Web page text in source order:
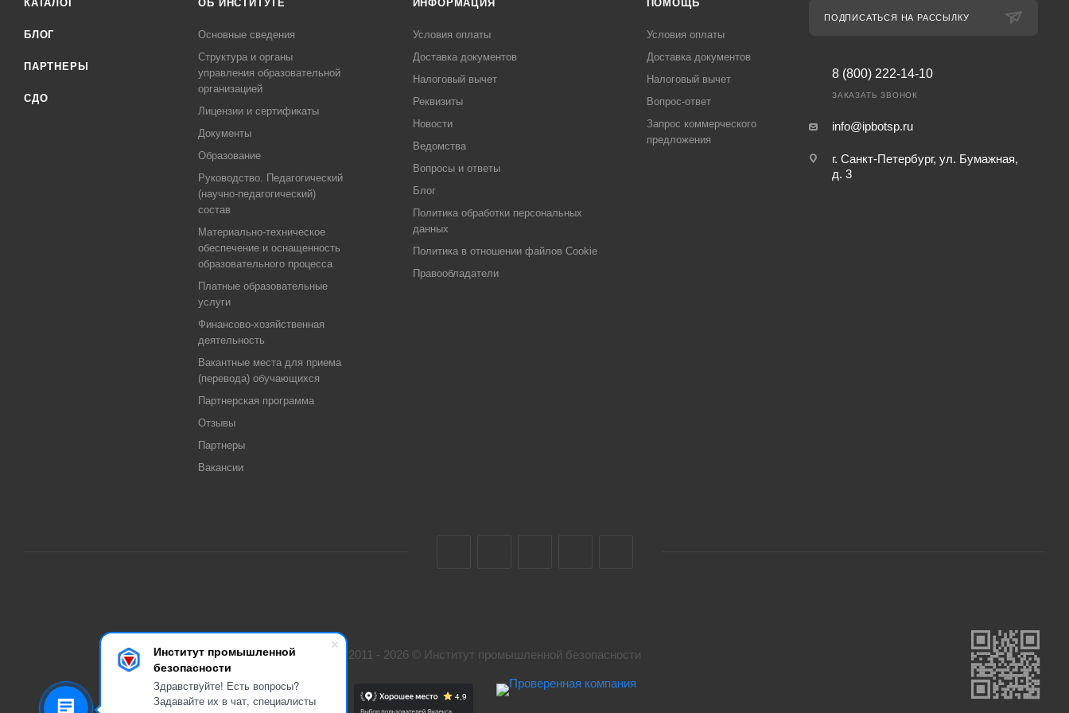
Институт промышленной
безопасности
Здравствуйте! Есть вопросы?
Задавайте их в чат, специалисты
КАТАЛОГ
БЛОГ
ПАРТНЕРЫ
СДО
ОБ ИНСТИТУТЕ
Основные сведения
Структура и органы
управления образовательной
организацией
Лицензии и сертификаты
Документы
Образование
Руководство. Педагогический
(научно-педагогический)
состав
Материально-техническое
обеспечение и оснащенность
образовательного процесса
Платные образовательные
услуги
Финансово-хозяйственная
деятельность
Вакантные места для приема
(перевода) обучающихся
Партнерская программа
Отзывы
Партнеры
Вакансии
ИНФОРМАЦИЯ
Условия оплаты
Доставка документов
Налоговый вычет
Реквизиты
Новости
Ведомства
Вопросы и ответы
Блог
Политика обработки персональных
данных
Политика в отношении файлов Cookie
Правообладатели
ПОМОЩЬ
Условия оплаты
Доставка документов
Налоговый вычет
Вопрос-ответ
Запрос коммерческого
предложения
ПОДПИСАТЬСЯ НА РАССЫЛКУ
8 (800) 222-14-10
ЗАКАЗАТЬ ЗВОНОК
info@ipbotsp.ru
г. Санкт-Петербург, ул. Бумажная,
д. 3
2011 - 2026 © Институт промышленной безопасности